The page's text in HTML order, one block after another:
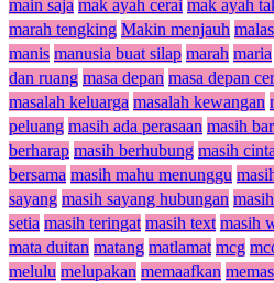
main saja mak ayah cerai mak ayah
marah tengking Makin menjauh malas
manis manusia buat silap marah maria
dan ruang masa depan masa depan
masalah keluarga masalah kewangan
peluang masih ada perasaan masih
berharap masih berhubung masih cinta
bersama masih mahu menunggu
sayang masih sayang hubungan
setia masih teringat masih text masih
mata duitan matang matlamat mcg
melulu melupakan memaafkan